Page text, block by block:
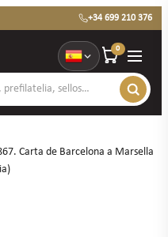
+34 699 210 376
0
Carta de Barcelona a Marsella